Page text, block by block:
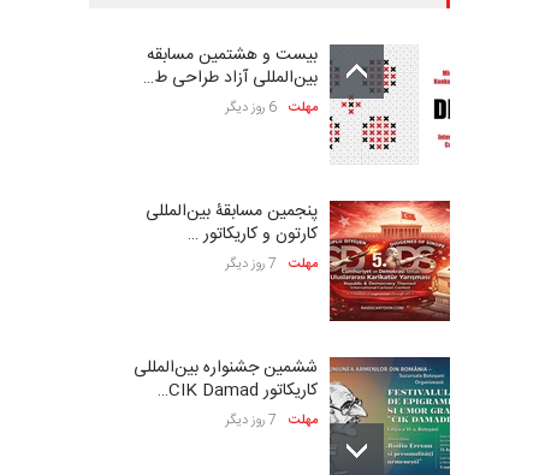
بیست و هشتمین مسابقه
بین‌المللی آزاد طراحی ط…
مهلت 6 روز دیگر
پنجمین مسابقۀ بین‌المللی
کارتون و کاریکاتور …
مهلت 7 روز دیگر
ششمین جشنواره بین‌المللی
کاریکاتور CIK Damad…
مهلت 7 روز دیگر